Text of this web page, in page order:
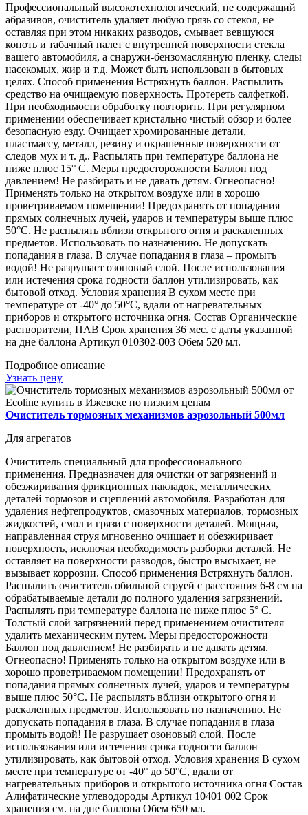
Профессиональный высокотехнологический, не содержащий
абразивов, очиститель удаляет любую грязь со стекол, не
оставляя при этом никаких разводов, смывает вевшуюся
копоть и табачный налет с внутренней поверхности стекла
вашего автомобиля, а снаружи-бензомаслянную пленку, следы
насекомых, жир и т.д. Может быть использован в бытовых
целях. Способ применения Встряхнуть баллон. Распылить
средство на очищаемую поверхность. Протереть салфеткой.
При необходимости обработку повторить. При регулярном
применении обеспечивает кристально чистый обзор и более
безопасную езду. Очищает хромированные детали,
пластмассу, металл, резину и окрашенные поверхности от
следов мух и т. д.. Распылять при температуре баллона не
ниже плюс 15° С. Меры предосторожности Баллон под
давлением! Не разбирать и не давать детям. Огнеопасно!
Применять только на открытом воздухе или в хорошо
проветриваемом помещении! Предохранять от попадания
прямых солнечных лучей, ударов и температуры выше плюс
50°С. Не распылять вблизи открытого огня и раскаленных
предметов. Использовать по назначению. Не допускать
попадания в глаза. В случае попадания в глаза – промыть
водой! Не разрушает озоновый слой. После использования
или истечения срока годности баллон утилизировать, как
бытовой отход. Условия хранения В сухом месте при
температуре от -40° до 50°С, вдали от нагревательных
приборов и открытого источника огня. Состав Органические
растворители, ПАВ Срок хранения 36 мес. с даты указанной
на дне баллона Артикул 010302-003 Обем 520 мл.
Подробное описание
Узнать цену
Очиститель тормозных механизмов аэрозольный 500мл
Для агрегатов
Очиститель специальный для профессионального
применения. Предназначен для очистки от загрязнений и
обезжиривания фрикционных накладок, металлических
деталей тормозов и сцеплений автомобиля. Разработан для
удаления нефтепродуктов, смазочных материалов, тормозных
жидкостей, смол и грязи с поверхности деталей. Мощная,
направленная струя мгновенно очищает и обезжиривает
поверхность, исключая необходимость разборки деталей. Не
оставляет на поверхности разводов, быстро высыхает, не
вызывает коррозии. Способ применения Встряхнуть баллон.
Распылить очиститель обильной струей с расстояния 6-8 см на
обрабатываемые детали до полного удаления загрязнений.
Распылять при температуре баллона не ниже плюс 5° С.
Толстый слой загрязнений перед применением очистителя
удалить механическим путем. Меры предосторожности
Баллон под давлением! Не разбирать и не давать детям.
Огнеопасно! Применять только на открытом воздухе или в
хорошо проветриваемом помещении! Предохранять от
попадания прямых солнечных лучей, ударов и температуры
выше плюс 50°С. Не распылять вблизи открытого огня и
раскаленных предметов. Использовать по назначению. Не
допускать попадания в глаза. В случае попадания в глаза –
промыть водой! Не разрушает озоновый слой. После
использования или истечения срока годности баллон
утилизировать, как бытовой отход. Условия хранения В сухом
месте при температуре от -40° до 50°С, вдали от
нагревательных приборов и открытого источника огня Состав
Алифатические углеводороды Артикул 10401 002 Срок
хранения см. на дне баллона Обем 650 мл.